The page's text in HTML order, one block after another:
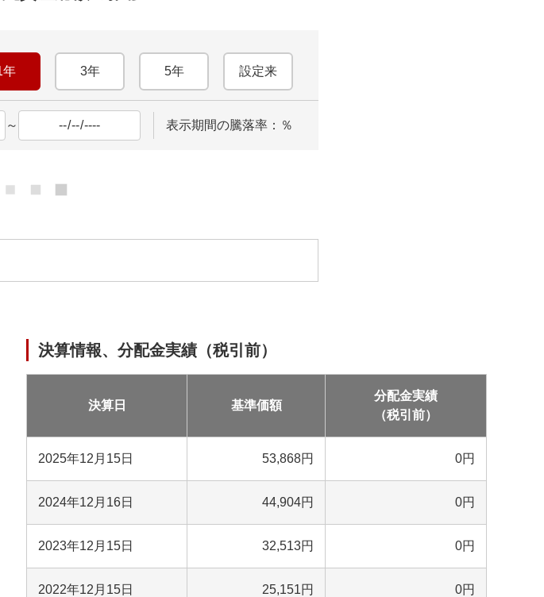
年 3年 5年 設定来
～ 表示期間の騰落率： ％
決算情報、分配金実績（税引前）
決算日 基準価額
分配金実績
（税引前）
2025年12月15日 53,868円 0円
2024年12月16日 44,904円 0円
2023年12月15日 32,513円 0円
2022年12月15日 25,151円 0円